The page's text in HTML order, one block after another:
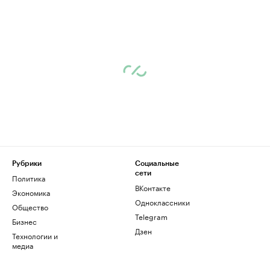
Рубрики
Политика
Экономика
Общество
Бизнес
Технологии и
медиа
Социальные
сети
ВКонтакте
Одноклассники
Telegram
Дзен